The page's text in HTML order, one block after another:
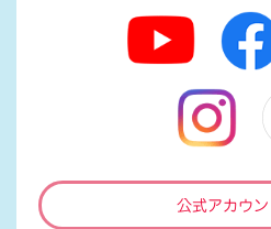
公式アカウ